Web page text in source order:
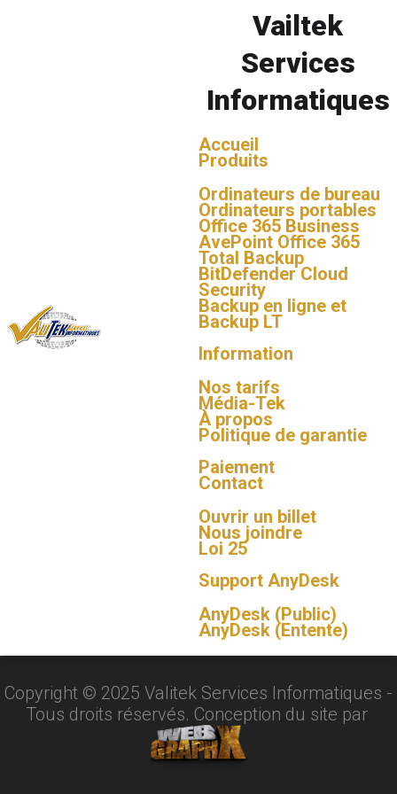
Vailtek
Services
Informatiques
Accueil
Produits
Ordinateurs de bureau
Ordinateurs portables
Office 365 Business
AvePoint Office 365
Total Backup
BitDefender Cloud
Security
Backup en ligne et
Backup LT
Information
Nos tarifs
Média-Tek
À propos
Politique de garantie
Paiement
Contact
Ouvrir un billet
Nous joindre
Loi 25
Support AnyDesk
AnyDesk (Public)
AnyDesk (Entente)
INVENTAIRE
Copyright © 2025 Valitek Services Informatiques -
Tous droits réservés. Conception du site par